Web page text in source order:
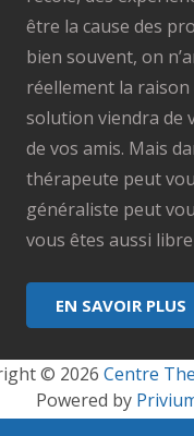
être la cause des
bien souvent, on
réellement la raison
solution viendra de
de vos amis. Mais
thérapeute peut
généraliste peut
vous êtes aussi
EN SAVOIR PLUS
© 2026 Centre
Powered by